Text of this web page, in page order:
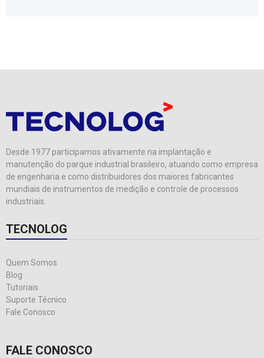
Desde 1977 participamos ativamente na implantação e
manutenção do parque industrial brasileiro, atuando como empresa
de engenharia e como distribuidores dos maiores fabricantes
mundiais de instrumentos de medição e controle de processos
industriais.
TECNOLOG
Quem Somos
Blog
Tutoriais
Suporte Técnico
Fale Conosco
FALE CONOSCO